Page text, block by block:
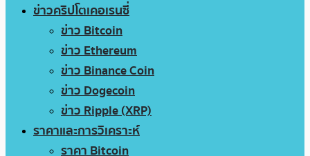
ข่าวคริปโตเคอเรนซี่
ข่าว Bitcoin
ข่าว Ethereum
ข่าว Binance Coin
ข่าว Dogecoin
ข่าว Ripple (XRP)
ราคาและการวิเคราะห์
ราคา Bitcoin